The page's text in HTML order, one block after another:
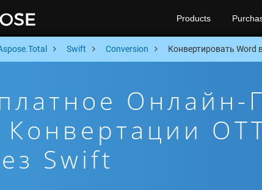
Products
Swift Conversion Конвертировать Word
Онлайн-
Swift